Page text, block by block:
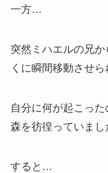
一方…
突然ミハエルの兄
くに瞬間移動させら
自分に何が起こっ
森を彷徨っていまし
すると…